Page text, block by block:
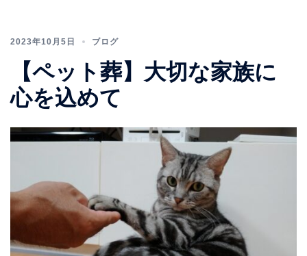
2023年10月5日 ブログ
【ペット葬】大切な家族に
心を込めて